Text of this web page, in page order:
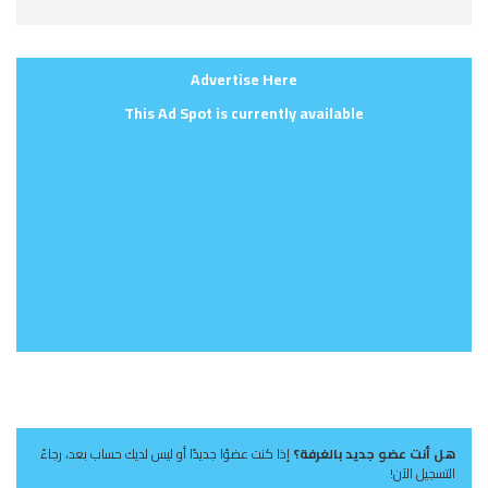
Advertise Here
This Ad Spot is currently available
هل أنت عضو جديد بالغرفة؟إذا كنت عضوًا جديدًا أو ليس لديك حساب بعد، رجاءً
التسجيل الآن!